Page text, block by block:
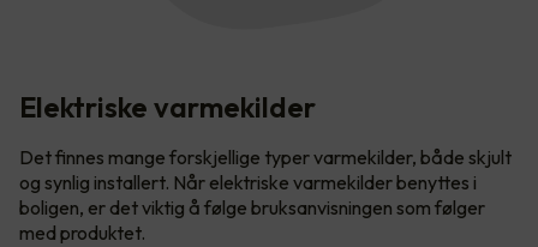
Elektriske varmekilder
Det finnes mange forskjellige typer varmekilder, både skjult
og synlig installert. Når elektriske varmekilder benyttes i
boligen, er det viktig å følge bruksanvisningen som følger
med produktet.